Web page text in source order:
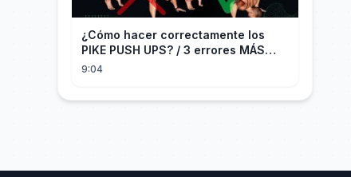
¿Cómo hacer correctamente los
PIKE PUSH UPS? / 3 errores MÁS
9:04